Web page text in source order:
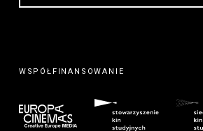
WSPÓŁFINANSOWANIE